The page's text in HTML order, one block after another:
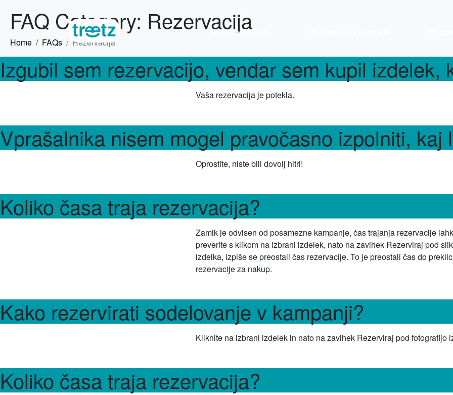
treetz aplikacija
FAQ Category: Rezervacija
Home FAQs Rezervacija
Izgubil sem rezervacijo, vendar sem kupil izdelek,
Vaša rezervacija je potekla.
Vprašalnika nisem mogel pravočasno izpolniti, kaj
Oprostite, niste bili dovolj hitri!
Koliko časa traja rezervacija?
Zamik je odvisen od posamezne kampanje, čas trajanja rezervacije
preverite s klikom na izbrani izdelek, nato na zavihek Rezerviraj pod
izdelka, izpiše se preostali čas rezervacije. To je preostali čas do
rezervacije za nakup.
Kako rezervirati sodelovanje v kampanji?
Kliknite na izbrani izdelek in nato na zavihek Rezerviraj pod fotografijo
Koliko časa traja rezervacija?